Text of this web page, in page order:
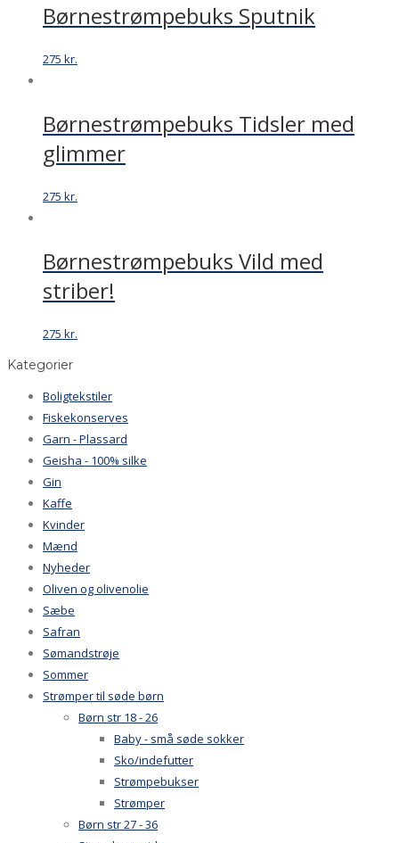
Børnestrømpebuks Sputnik
275 kr.
Børnestrømpebuks Tidsler med
glimmer
275 kr.
Børnestrømpebuks Vild med
striber!
275 kr.
Kategorier
Boligtekstiler
Fiskekonserves
Garn - Plassard
Geisha - 100% silke
Gin
Kaffe
Kvinder
Mænd
Nyheder
Oliven og olivenolie
Sæbe
Safran
Sømandstrøje
Sommer
Strømper til søde børn
Børn str 18 - 26
Baby - små søde sokker
Sko/indefutter
Strømpebukser
Strømper
Børn str 27 - 36